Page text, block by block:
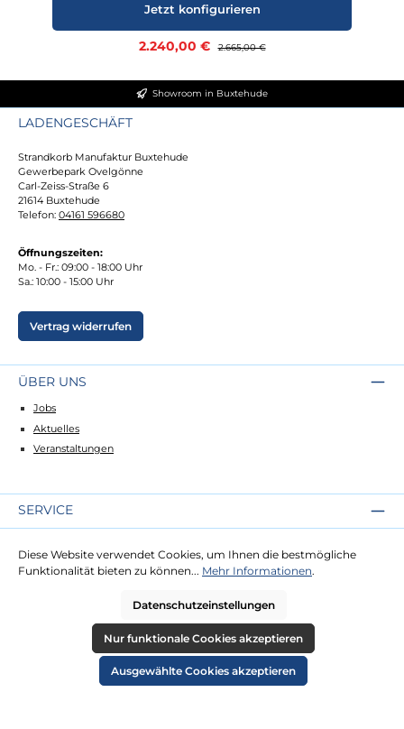
Verkaufspreis:
2.240,00 € Regulärer Preis:
2.665,00 €
Jetzt konfigurieren
Showroom in Buxtehude
LADENGESCHÄFT
Strandkorb Manufaktur Buxtehude
Gewerbepark Ovelgönne
Carl-Zeiss-Straße 6
21614 Buxtehude
Telefon: 04161 596680
Öffnungszeiten:
Mo. - Fr.: 09:00 - 18:00 Uhr
Sa.: 10:00 - 15:00 Uhr
Vertrag widerrufen
ÜBER UNS
Jobs
Aktuelles
Veranstaltungen
SERVICE
Lieferung
Zahlung
RECHTLICHES
Diese Website verwendet Cookies, um Ihnen die bestmögliche
Funktionalität bieten zu können... Mehr Informationen.
Datenschutzeinstellungen
Nur funktionale Cookies akzeptieren
Ausgewählte Cookies akzeptieren